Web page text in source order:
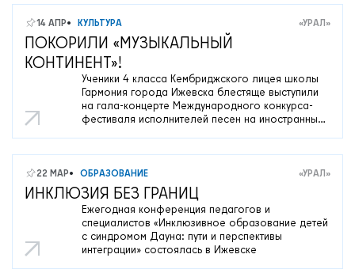
Контакты
планеты. В нем он сказал: «Счастлив ли я,
отправляясь в космический полет? Конечно,
счастлив. Ведь во все времена и эпохи для
людей было высшим счастьем участвовать в
новых открытиях».
14 АПР КУЛЬТУРА «УРАЛ»
ПОКОРИЛИ «МУЗЫКАЛЬНЫЙ
КОНТИНЕНТ»!
Ученики 4 класса Кембриджского лицея школы
Гармония города Ижевска блестяще выступили
на гала-концерте Международного конкурса-
фестиваля исполнителей песен на иностранных
(МИИТ).
22 МАР ОБРАЗОВАНИЕ «УРАЛ»
ИНКЛЮЗИЯ БЕЗ ГРАНИЦ
Ежегодная конференция педагогов и
специалистов «Инклюзивное образование детей
с синдромом Дауна: пути и перспективы
интеграции» состоялась в Ижевске